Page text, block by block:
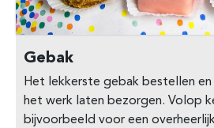
Gebak
Het lekkerste gebak bestellen
het werk laten bezorgen. Volop
bijvoorbeeld voor een